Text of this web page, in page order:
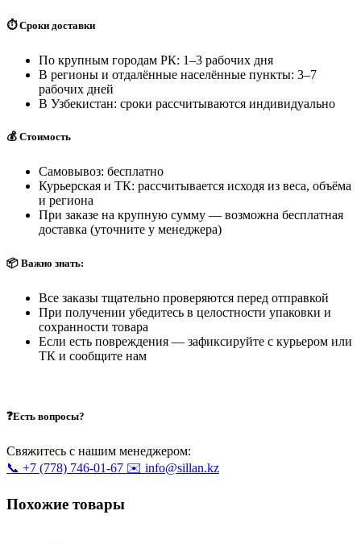
⏱️ Сроки доставки
По крупным городам РК: 1–3 рабочих дня
В регионы и отдалённые населённые пункты: 3–7
рабочих дней
В Узбекистан: сроки рассчитываются индивидуально
💰 Стоимость
Самовывоз: бесплатно
Курьерская и ТК: рассчитывается исходя из веса, объёма
и региона
При заказе на крупную сумму — возможна бесплатная
доставка (уточните у менеджера)
📦 Важно знать:
Все заказы тщательно проверяются перед отправкой
При получении убедитесь в целостности упаковки и
сохранности товара
Если есть повреждения — зафиксируйте с курьером или
ТК и сообщите нам
❓Есть вопросы?
Свяжитесь с нашим менеджером:
📞 +7 (778) 746-01-67 ✉️ info@sillan.kz
Похожие товары